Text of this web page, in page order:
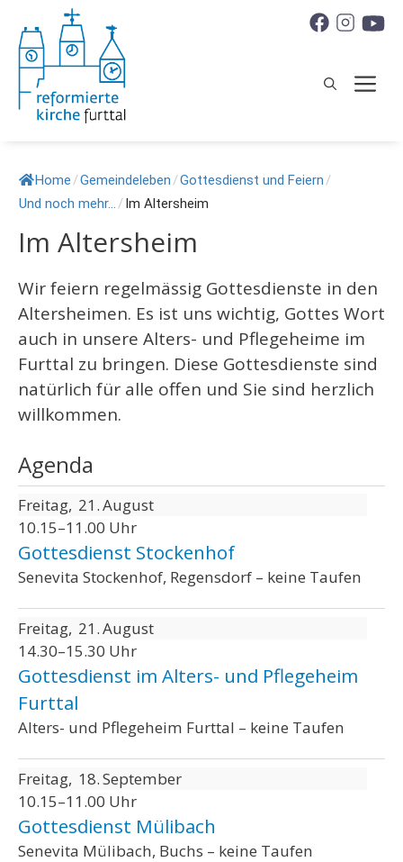
zum
Inhalt
Home /Gemeindeleben /Gottesdienst und Feiern /
Und noch mehr…
/Im Altersheim
Im Altersheim
Wir feiern regelmässig Gottesdienste in den
Altersheimen. Es ist uns wichtig, Gottes Wort
auch in unsere Alters- und Pflegeheime im
Furttal zu bringen. Diese Gottesdienste sind
natürlich für alle offen und Sie sind herzlich
willkommen.
Agenda
Freitag 21 August
10.15–11.00 Uhr
Gottesdienst Stockenhof
Senevita Stockenhof, Regensdorf – keine Taufen
Freitag 21 August
14.30–15.30 Uhr
Gottesdienst im Alters- und Pflegeheim
Furttal
Alters- und Pflegeheim Furttal – keine Taufen
Freitag 18 September
10.15–11.00 Uhr
Gottesdienst Mülibach
Senevita Mülibach, Buchs – keine Taufen